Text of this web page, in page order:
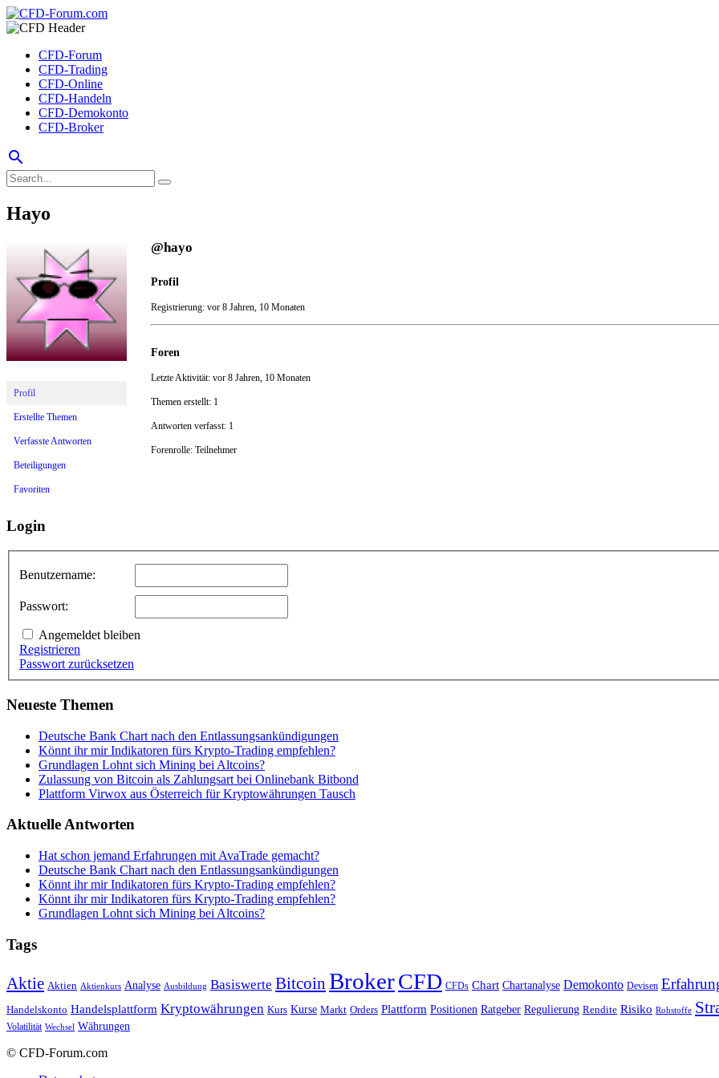
CFD-Forum
CFD-Trading
CFD-Online
CFD-Handeln
CFD-Demokonto
CFD-Broker
search
Hayo
Profil
Erstellte Themen
Verfasste Antworten
Beteiligungen
Favoriten
@hayo
Profil
Registrierung: vor 8 Jahren, 10 Monaten
Foren
Letzte Aktivität: vor 8 Jahren, 10 Monaten
Themen erstellt: 1
Antworten verfasst: 1
Forenrolle: Teilnehmer
Login
Benutzername:
Passwort:
Angemeldet bleiben
Registrieren
Passwort zurücksetzen
Neueste Themen
Deutsche Bank Chart nach den Entlassungsankündigungen
Könnt ihr mir Indikatoren fürs Krypto-Trading empfehlen?
Grundlagen Lohnt sich Mining bei Altcoins?
Zulassung von Bitcoin als Zahlungsart bei Onlinebank Bitbond
Plattform Virwox aus Österreich für Kryptowährungen Tausch
Aktuelle Antworten
Hat schon jemand Erfahrungen mit AvaTrade gemacht?
Deutsche Bank Chart nach den Entlassungsankündigungen
Könnt ihr mir Indikatoren fürs Krypto-Trading empfehlen?
Könnt ihr mir Indikatoren fürs Krypto-Trading empfehlen?
Grundlagen Lohnt sich Mining bei Altcoins?
Tags
Aktie Aktien Aktienkurs Analyse Ausbildung Basiswerte Bitcoin BrokerCFD CFDs Chart Chartanalyse Demokonto Devisen
Handelskonto Handelsplattform Kryptowährungen Kurs Kurse Markt Orders Plattform Positionen Ratgeber Regulierung Rendite Risiko Rohstoffe
Volatilität Wechsel Währungen
© CFD-Forum.com